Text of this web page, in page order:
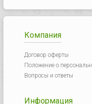
Компания
Договор оферты
Положение о
Вопросы и ответы
Информация